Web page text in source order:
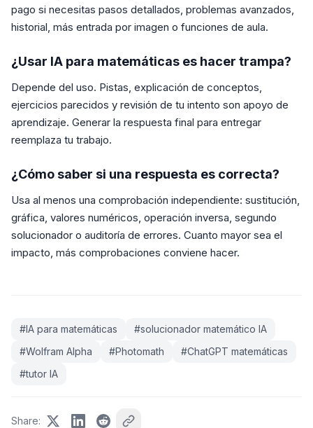
pago si necesitas pasos detallados, problemas avanzados,
historial, más entrada por imagen o funciones de aula.
¿Usar IA para matemáticas es hacer trampa?
Depende del uso. Pistas, explicación de conceptos,
ejercicios parecidos y revisión de tu intento son apoyo de
aprendizaje. Generar la respuesta final para entregar
reemplaza tu trabajo.
¿Cómo saber si una respuesta es correcta?
Usa al menos una comprobación independiente: sustitución,
gráfica, valores numéricos, operación inversa, segundo
solucionador o auditoría de errores. Cuanto mayor sea el
impacto, más comprobaciones conviene hacer.
#IA para matemáticas #solucionador matemático IA
#Wolfram Alpha #Photomath #ChatGPT matemáticas
#tutor IA
Share: